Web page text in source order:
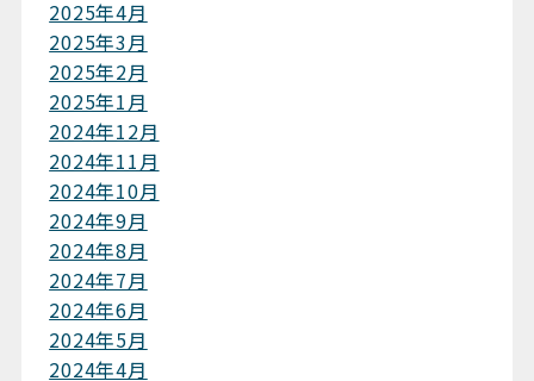
2025年4月
2025年3月
2025年2月
2025年1月
2024年12月
2024年11月
2024年10月
2024年9月
2024年8月
2024年7月
2024年6月
2024年5月
2024年4月